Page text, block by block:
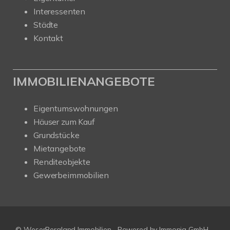
Interessenten
Städte
Kontakt
IMMOBILIENANGEBOTE
Eigentumswohnungen
Häuser zum Kauf
Grundstücke
Mietangebote
Renditeobjekte
Gewerbeimmobilien